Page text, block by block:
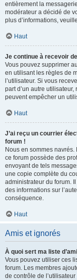
entièrement la
modérateur a décidé de
plus d’informations,
Haut
Je continue à recevoir
Vous pouvez supprimer
en utilisant les règles de
l’utilisateur. Si vous
part d’un autre
peuvent empêcher un
Haut
J’ai reçu un courrier
forum !
Nous en sommes
ce forum possède des
envoyant de tels
une copie complète du
administrateur du forum.
des informations sur
conséquence.
Haut
Amis et ignorés
À quoi sert ma liste
Vous pouvez utiliser ces
forum. Les membres
de contrôle de